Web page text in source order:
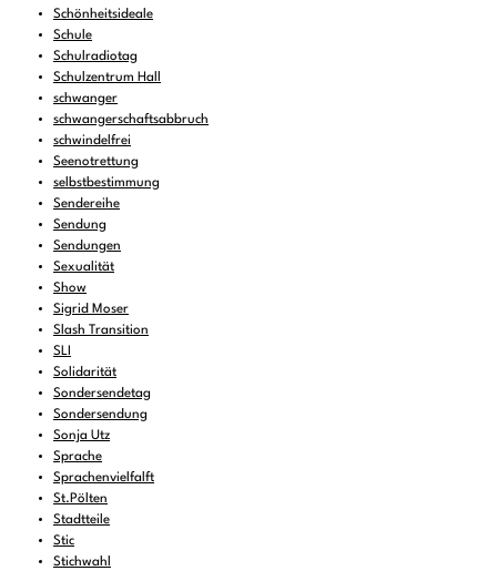
Schönheitsideale
Schule
Schulradiotag
Schulzentrum Hall
schwanger
schwangerschaftsabbruch
schwindelfrei
Seenotrettung
selbstbestimmung
Sendereihe
Sendung
Sendungen
Sexualität
Show
Sigrid Moser
Slash Transition
SLI
Solidarität
Sondersendetag
Sondersendung
Sonja Utz
Sprache
Sprachenvielfalft
St.Pölten
Stadtteile
Stic
Stichwahl